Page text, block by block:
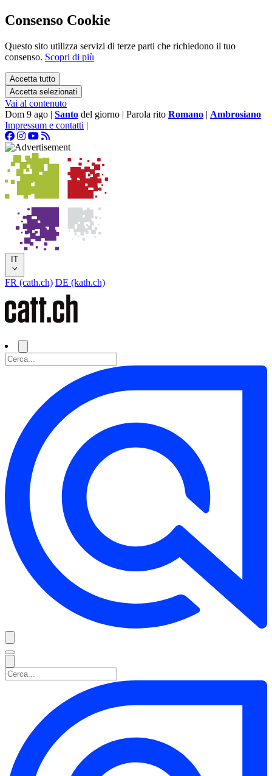
Consenso Cookie
Questo sito utilizza servizi di terze parti che richiedono il tuo
consenso. Scopri di più
Accetta tutto
Accetta selezionati
Vai al contenuto
Dom 9 ago | Santo del giorno | Parola rito Romano | Ambrosiano
Impressum e contatti |
IT
FR (cath.ch) DE (kath.ch)